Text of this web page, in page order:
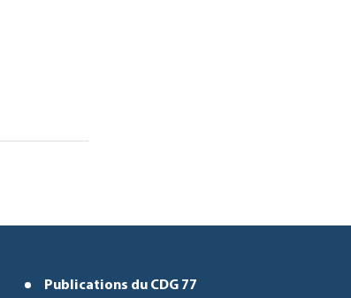
Publications du CDG 77